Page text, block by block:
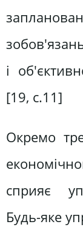
і
[19, c.11]
Окремо
сприяє
Будь-яке